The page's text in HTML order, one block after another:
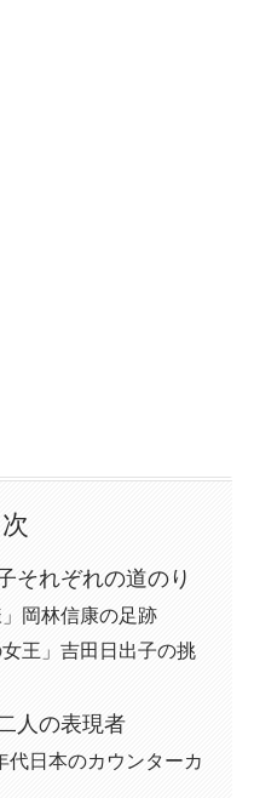
それぞれの道のり
」岡林信康の足跡
女王」吉田日出子の挑
人の表現者
代日本のカウンターカ